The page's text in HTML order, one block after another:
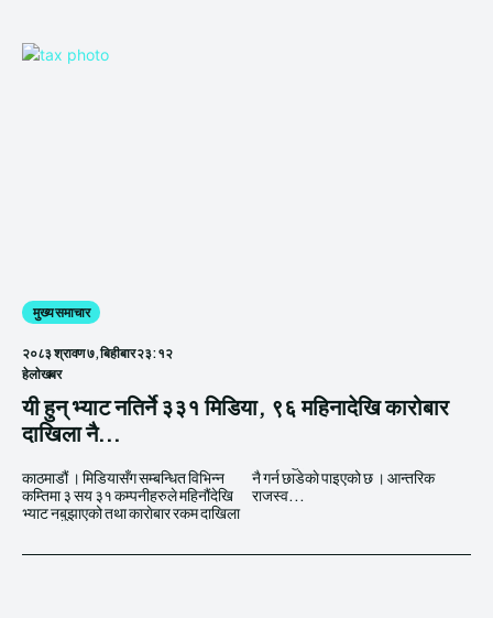
मुख्य समाचार
२०८३ श्रावण ७, बिहीबार २३:१२
हेलाेखबर
यी हुन् भ्याट नतिर्ने ३३१ मिडिया, ९६ महिनादेखि कारोबार
दाखिला नै...
काठमाडौं । मिडियासँग सम्बन्धित विभिन्न
कम्तिमा ३ सय ३१ कम्पनीहरुले महिनौंदेखि
भ्याट नबुझाएको तथा काराेबार रकम दाखिला
नै गर्न छाडेकाे पाइएको छ । आन्तरिक
राजस्व...